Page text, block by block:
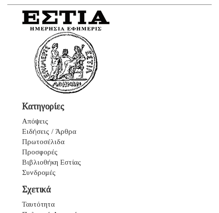
Κατηγορίες
Απόψεις
Ειδήσεις / Άρθρα
Πρωτοσέλιδα
Προσφορές
Βιβλιοθήκη Εστίας
Συνδρομές
Σχετικά
Ταυτότητα